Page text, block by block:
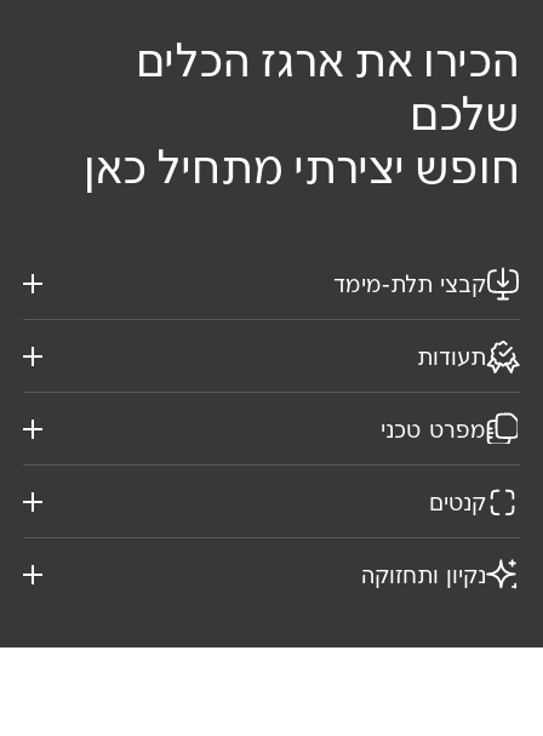
הכירו את ארגז הכלים
שלכם
חופש יצירתי מתחיל כאן
קבצי תלת-מימד
תעודות
מפרט טכני
קנטים
נקיון ותחזוקה